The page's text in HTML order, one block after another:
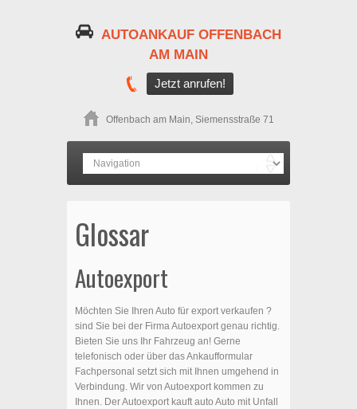
AUTOANKAUF OFFENBACH
AM MAIN
Jetzt anrufen!
Offenbach am Main, Siemensstraße 71
Glossar
Autoexport
Möchten Sie Ihren Auto für export verkaufen ?
sind Sie bei der Firma Autoexport genau richtig.
Bieten Sie uns Ihr Fahrzeug an! Gerne
telefonisch oder über das Ankaufformular
Fachpersonal setzt sich mit Ihnen umgehend in
Verbindung. Wir von Autoexport kommen zu
Ihnen. Der Autoexport kauft auto Auto mit Unfall